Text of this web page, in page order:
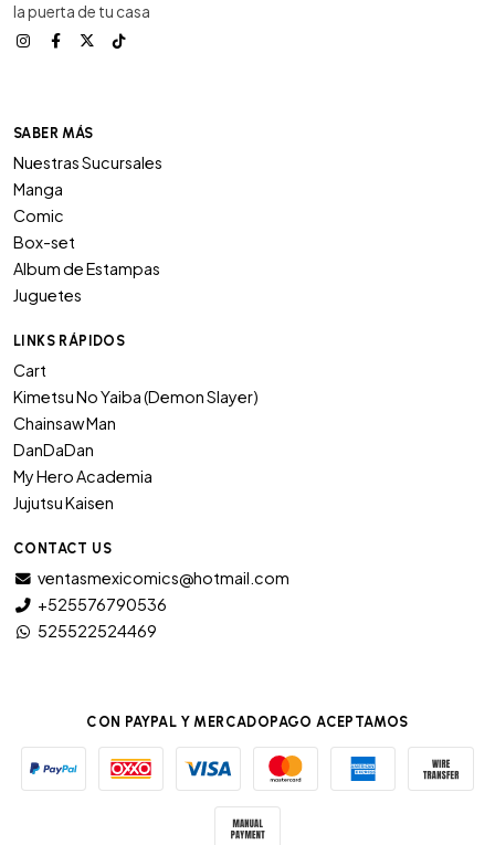
la puerta de tu casa
SABER MÁS
Nuestras Sucursales
Manga
Comic
Box-set
Album de Estampas
Juguetes
LINKS RÁPIDOS
Cart
Kimetsu No Yaiba (Demon Slayer)
Chainsaw Man
DanDaDan
My Hero Academia
Jujutsu Kaisen
CONTACT US
ventasmexicomics@hotmail.com
+525576790536
525522524469
CON PAYPAL Y MERCADOPAGO ACEPTAMOS